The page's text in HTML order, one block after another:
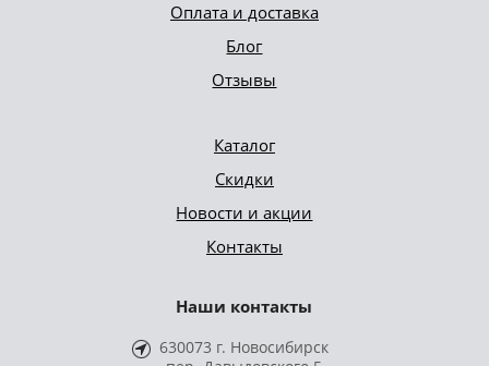
Оплата и доставка
Блог
Отзывы
Каталог
Скидки
Новости и акции
Контакты
Наши контакты
630073 г. Новосибирск